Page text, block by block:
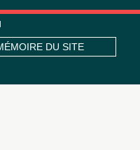
DU SITE